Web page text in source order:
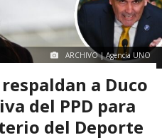
ARCHIVO | Agencia UNO
a Duco
del PPD para
del Deporte